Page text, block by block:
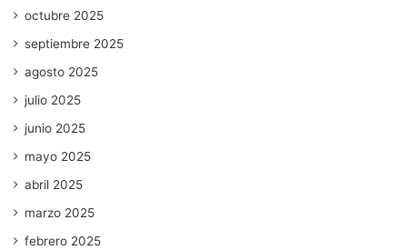
octubre 2025
septiembre 2025
agosto 2025
julio 2025
junio 2025
mayo 2025
abril 2025
marzo 2025
febrero 2025